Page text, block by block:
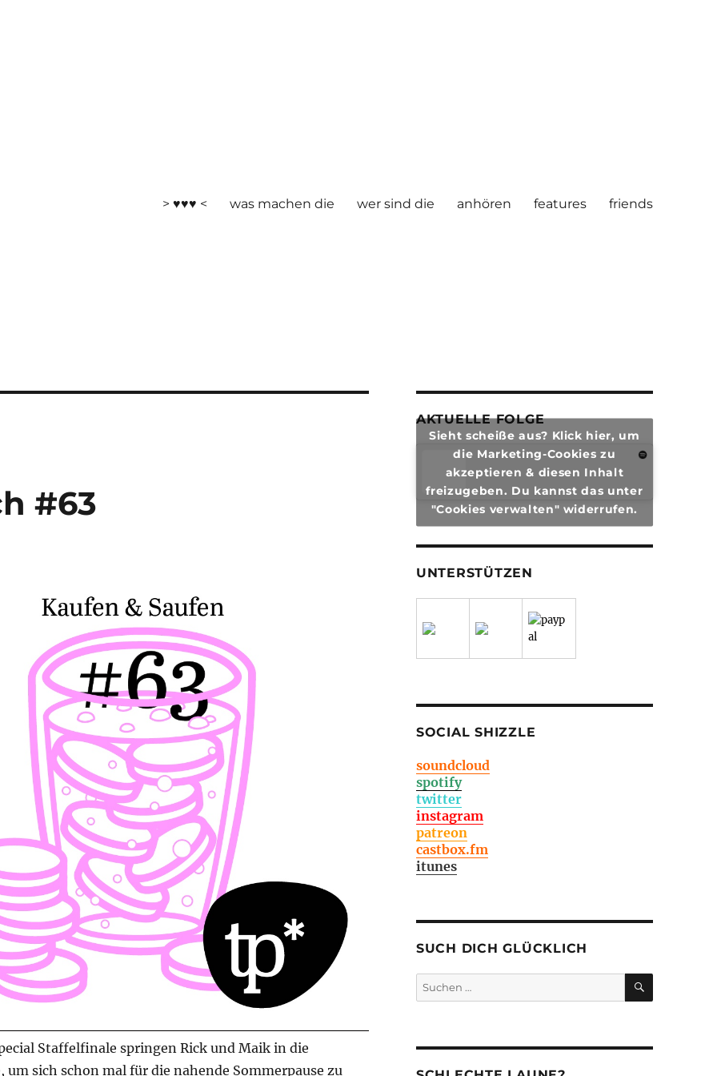
> ♥♥♥ < was machen die wer sind die anhören features friends
#63
Staffelfinale springen Rick und Maik in die
um sich schon mal für die nahende Sommerpause zu
AKTUELLE FOLGE
Sieht scheiße aus? Klick hier, um
die Marketing-Cookies zu
akzeptieren & diesen Inhalt
freizugeben. Du kannst das unter
"Cookies verwalten" widerrufen.
UNTERSTÜTZEN
SOCIAL SHIZZLE
soundcloud
spotify
twitter
instagram
patreon
castbox.fm
itunes
SUCH DICH GLÜCKLICH
Suchen
nach:
SUCHEN